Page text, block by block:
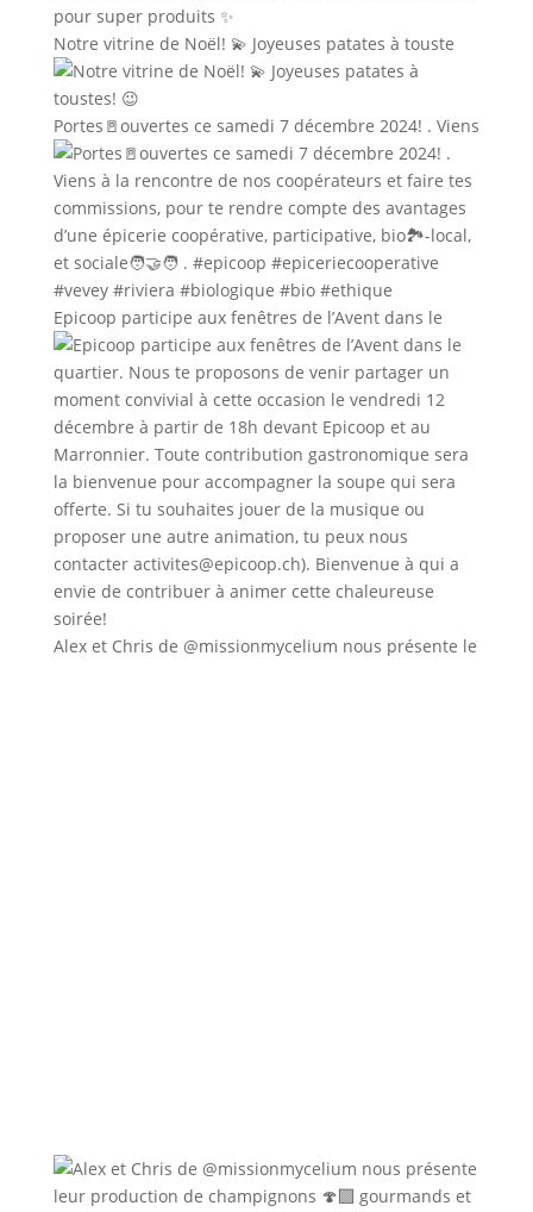
Notre vitrine de Noël! 💫 Joyeuses patates à touste
Portes🚪ouvertes ce samedi 7 décembre 2024! . Viens
Epicoop participe aux fenêtres de l’Avent dans le
Alex et Chris de @missionmycelium nous présente le